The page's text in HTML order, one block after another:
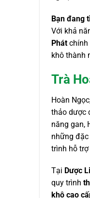
Bạn đang
Với khả
Phát chính
khô thành
Trà
Hoàn
thảo dược
năng gan,
những
trình hỗ
Tại Dược
quy trình
khô cao